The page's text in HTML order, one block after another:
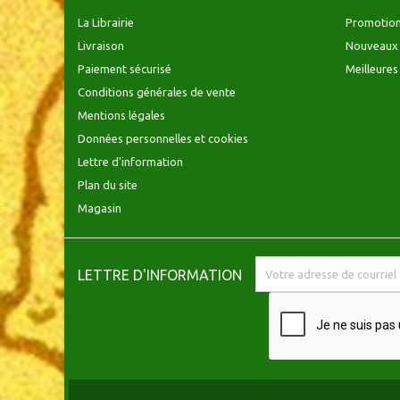
La Librairie
Livraison
Paiement sécurisé
Conditions générales de vente
Mentions légales
Données personnelles et cookies
Lettre d'information
Plan du site
Magasin
Nouveaux
LETTRE D'INFORMATION